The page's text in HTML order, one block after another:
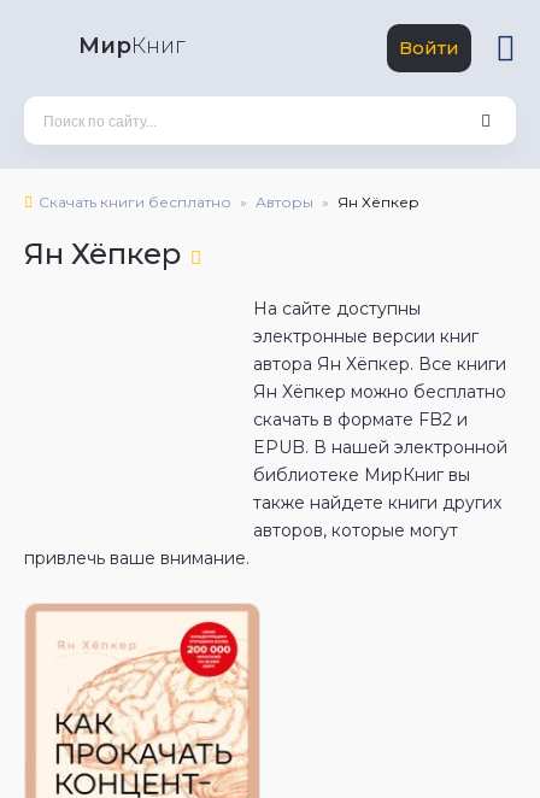
МирКниг Войти
Скачать книги бесплатно Авторы Ян Хёпкер
Ян Хёпкер
На сайте доступны
электронные версии книг
автора Ян Хёпкер. Все книги
Ян Хёпкер можно бесплатно
скачать в формате FB2 и
EPUB. В нашей электронной
библиотеке МирКниг вы
также найдете книги других
авторов, которые могут
привлечь ваше внимание.